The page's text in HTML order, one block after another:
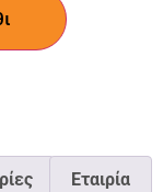
Εταιρία